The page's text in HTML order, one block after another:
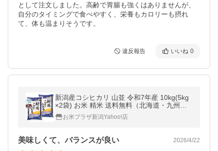
として注文しました。高齢で胃腸も強くはありませんが、
自分のタイミングで食べやすく、栄養もカロリーも摂れ
て、体も温まりそうです。
違反報告 いいね 0
新潟産コシヒカリ 山並 令和7年産 10kg(5kg
×2袋) お米 精米 送料無料（北海道・九州・
沖縄除く）まとめ買い
お米プラザ新潟Yahoo!店
美味しくて、バランスが良い 2026/4/22